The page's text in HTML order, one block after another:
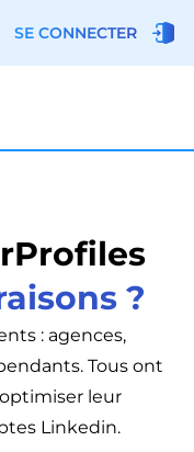
SE CONNECTER
?
: agences,
Tous ont
leur
Linkedin.